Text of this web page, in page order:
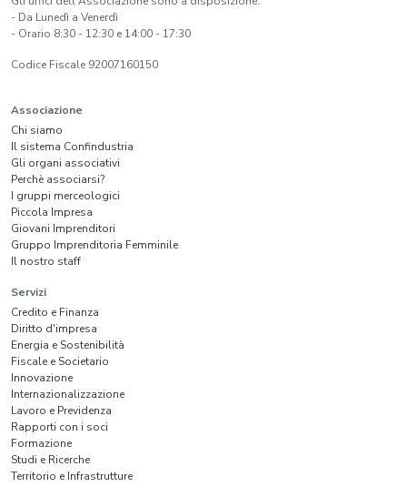
- Da Lunedì a Venerdì
- Orario 8:30 - 12:30 e 14:00 - 17:30
Codice Fiscale 92007160150
Associazione
Chi siamo
Il sistema Confindustria
Gli organi associativi
Perchè associarsi?
I gruppi merceologici
Piccola Impresa
Giovani Imprenditori
Gruppo Imprenditoria Femminile
Il nostro staff
Servizi
Credito e Finanza
Diritto d'impresa
Energia e Sostenibilità
Fiscale e Societario
Innovazione
Internazionalizzazione
Lavoro e Previdenza
Rapporti con i soci
Formazione
Studi e Ricerche
Territorio e Infrastrutture